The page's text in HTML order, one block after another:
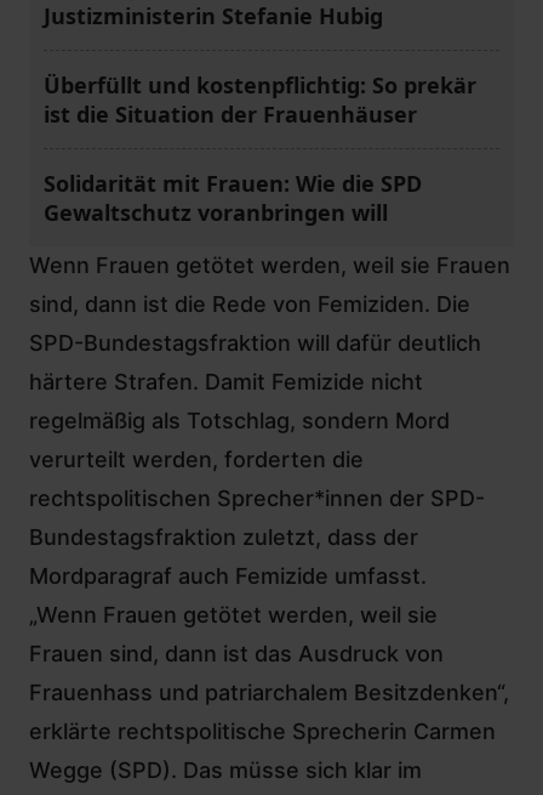
Justizministerin Stefanie Hubig
Überfüllt und kostenpflichtig: So prekär
ist die Situation der Frauenhäuser
Solidarität mit Frauen: Wie die SPD
Gewaltschutz voranbringen will
Wenn Frauen getötet werden, weil sie Frauen
sind, dann ist die Rede von Femiziden. Die
SPD-Bundestagsfraktion will dafür deutlich
härtere Strafen. Damit Femizide nicht
regelmäßig als Totschlag, sondern Mord
verurteilt werden, forderten die
rechtspolitischen Sprecher*innen der SPD-
Bundestagsfraktion zuletzt, dass der
Mordparagraf auch Femizide umfasst.
„Wenn Frauen getötet werden, weil sie
Frauen sind, dann ist das Ausdruck von
Frauenhass und patriarchalem Besitzdenken“,
erklärte rechtspolitische Sprecherin Carmen
Wegge (SPD). Das müsse sich klar im